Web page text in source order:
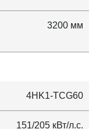
3200 мм
4HK1-TCG60
151/205 кВт/л.с.